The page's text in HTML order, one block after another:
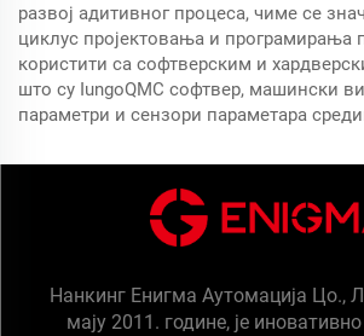
развој адитивног процеса, чиме се
циклус пројектовања и програмирања
користити са софтверским и
што су IungoQMC софтвер, машински
параметри и сензори параметара
Нанкинг Енигма Аутомација Цо.,
мају 2011. године, је